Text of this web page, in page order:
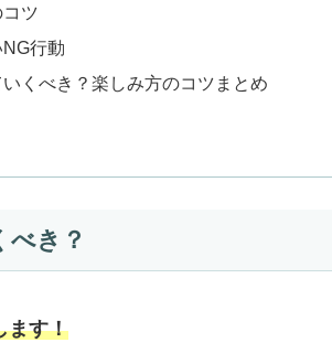
ツ
行動
くべき？楽しみ方のコツまとめ
べき？
ます！